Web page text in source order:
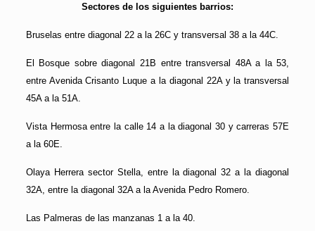
Sectores de los siguientes barrios:
Bruselas entre diagonal 22 a la 26C y transversal 38 a la 44C.
El Bosque sobre diagonal 21B entre transversal 48A a la 53,
entre Avenida Crisanto Luque a la diagonal 22A y la transversal
45A a la 51A.
Vista Hermosa entre la calle 14 a la diagonal 30 y carreras 57E
a la 60E.
Olaya Herrera sector Stella, entre la diagonal 32 a la diagonal
32A, entre la diagonal 32A a la Avenida Pedro Romero.
Las Palmeras de las manzanas 1 a la 40.